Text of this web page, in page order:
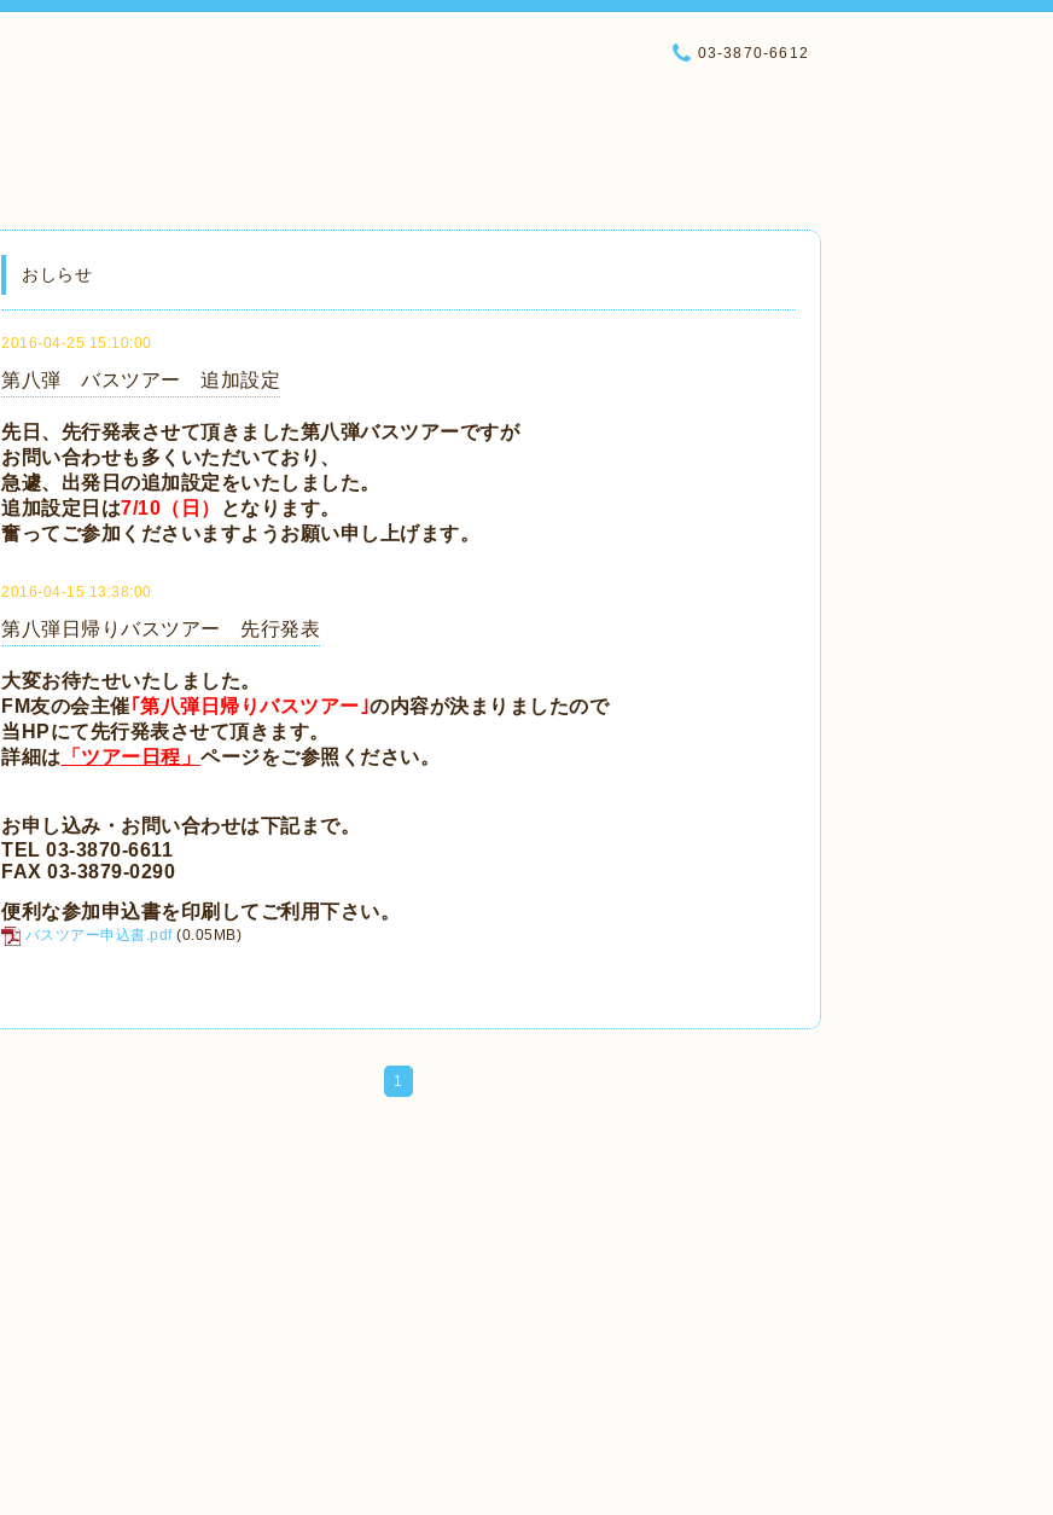
03-3870-6612
おしらせ
2016-04-25 15:10:00
第八弾 バスツアー 追加設定
先日、先行発表させて頂きました第八弾バスツアーですが
お問い合わせも多くいただいており、
急遽、出発日の追加設定をいたしました。
追加設定日は7/10（日）
となります。
奮ってご参加くださいますようお願い申し上げます。
2016-04-15 13:38:00
第八弾日帰りバスツアー 先行発表
大変お待たせいたしました。
FM友の会主催｢第八弾日帰りバスツアー｣の内容が決まりましたので
当HPにて先行発表させて頂きます。
詳細は 「ツアー日程」 ページをご参照ください。
お申し込み・お問い合わせは下記まで。
TEL 03-3870-6611
FAX 03-3879-0290
便利な参加申込書を印刷してご利用下さい。
バスツアー申込書.pdf (0.05MB)
1